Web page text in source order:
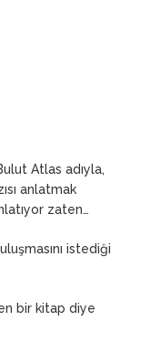
Atlas adıyla,
anlatmak
zaten…
istediği
bir kitap diye